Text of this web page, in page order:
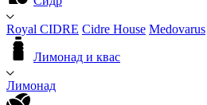
Royal CIDRE Cidre House Medovarus
Лимонад и квас
Лимонад